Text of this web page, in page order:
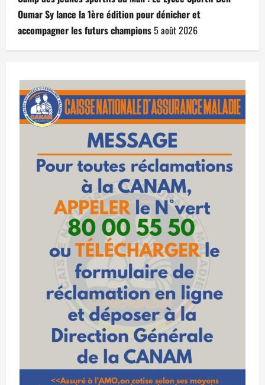
Oumar Sy lance la 1ère édition pour dénicher et
accompagner les futurs champions5 août 2026